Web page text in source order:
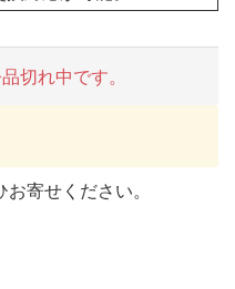
切れ中です。
寄せください。